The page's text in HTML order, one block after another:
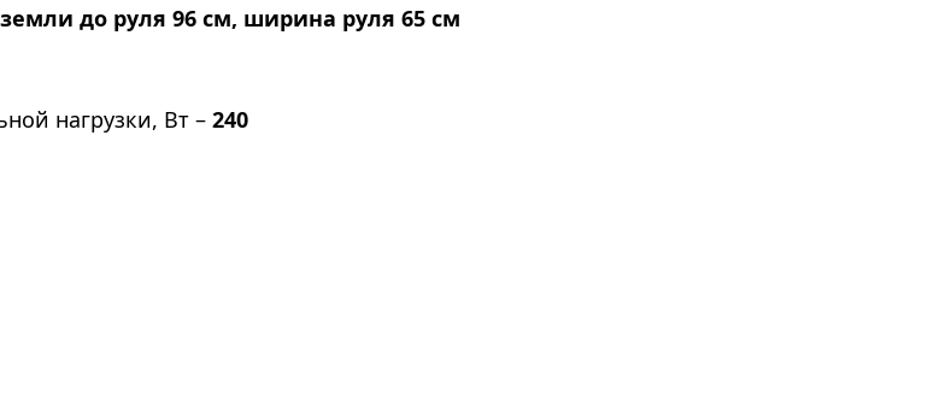
до руля 96 см, ширина руля 65 см
нагрузки, Вт – 240